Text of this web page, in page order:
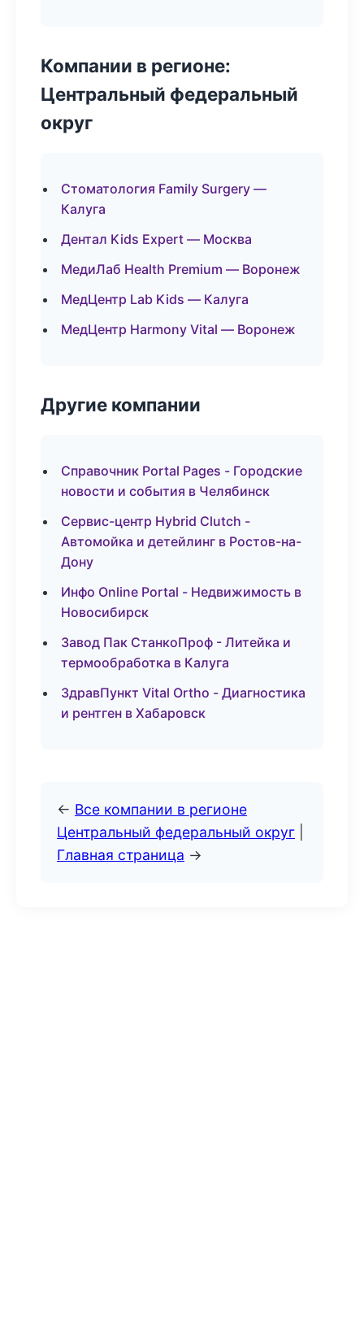
Компании в регионе:
Центральный федеральный
округ
Стоматология Family Surgery —
Калуга
Дентал Kids Expert — Москва
МедиЛаб Health Premium — Воронеж
МедЦентр Lab Kids — Калуга
МедЦентр Harmony Vital — Воронеж
Другие компании
Справочник Portal Pages - Городские
новости и события в Челябинск
Сервис-центр Hybrid Clutch -
Автомойка и детейлинг в Ростов-на-
Дону
Инфо Online Portal - Недвижимость в
Новосибирск
Завод Пак СтанкоПроф - Литейка и
термообработка в Калуга
ЗдравПункт Vital Ortho - Диагностика
и рентген в Хабаровск
← Все компании в регионе
Центральный федеральный округ
Главная страница →